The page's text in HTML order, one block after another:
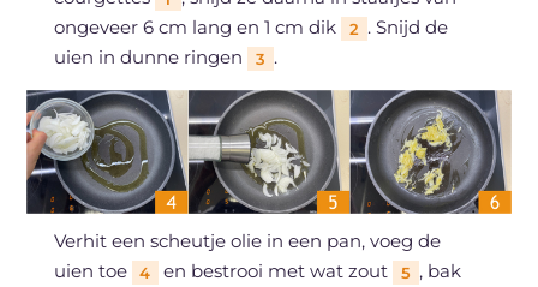
ongeveer 6 cm lang en 1 cm dik
2 . Snijd de
uien in dunne ringen
3 .
Verhit een scheutje olie in een pan, voeg de
uien toe
4 en bestrooi met wat zout 5 , bak